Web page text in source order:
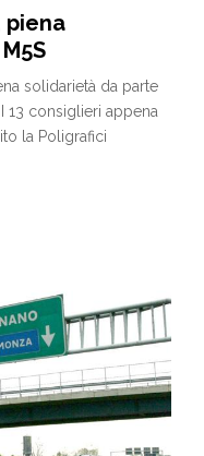
piena
solidarietà da parte
13 consiglieri appena
la Poligrafici